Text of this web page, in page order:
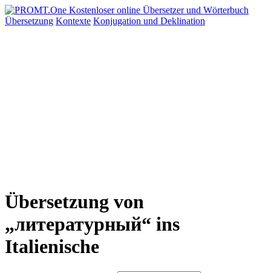
Übersetzung Kontexte Konjugation und Deklination
Übersetzung von
„литературный“ ins
Italienische